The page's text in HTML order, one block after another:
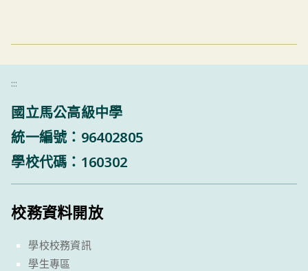
:::
國立馬公高級中學
統一編號：96402805
學校代碼：160302
校務資料開放
學校校務資訊
學生專區